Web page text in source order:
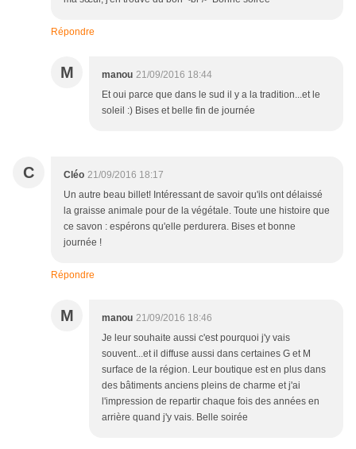
Répondre
M manou 21/09/2016 18:44
Et oui parce que dans le sud il y a la tradition...et le
soleil :) Bises et belle fin de journée
C Cléo 21/09/2016 18:17
Un autre beau billet! Intéressant de savoir qu'ils ont délaissé
la graisse animale pour de la végétale. Toute une histoire que
ce savon : espérons qu'elle perdurera. Bises et bonne
journée !
Répondre
M manou 21/09/2016 18:46
Je leur souhaite aussi c'est pourquoi j'y vais
souvent...et il diffuse aussi dans certaines G et M
surface de la région. Leur boutique est en plus dans
des bâtiments anciens pleins de charme et j'ai
l'impression de repartir chaque fois des années en
arrière quand j'y vais. Belle soirée